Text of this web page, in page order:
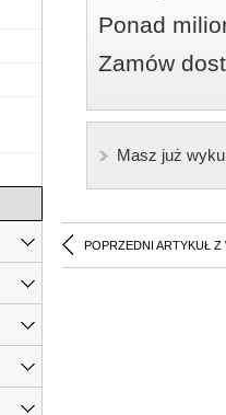
Ponad
Zamów
Masz już
POPRZEDNI ARTYKUŁ Z